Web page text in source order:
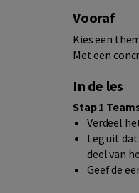
Vooraf
Kies een
Met een
In de les
Stap 1
Verdeel
Leg uit
deel van
Geef de